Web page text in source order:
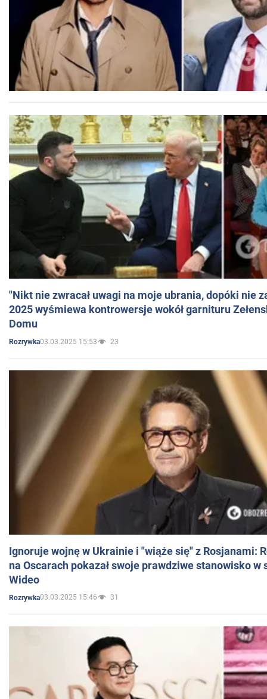
"Nikt nie zwracał uwagi na moje ubrania, dopóki nie
2025 wyśmiewa kontrowersje wokół garnituru
Domu
Rozrywka03.03.2025 15:53 23
Ignoruje wojnę w Ukrainie i "wiąże się" z Rosjanami:
na Oscarach pokazał swoje prawdziwe stanowisko w
Wideo
Rozrywka03.03.2025 15:46 31